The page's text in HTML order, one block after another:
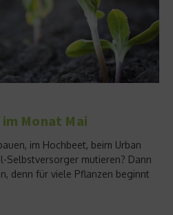
im Monat Mai
im Hochbeet, beim Urban
Selbstversorger mutieren? Dann
denn für viele Pflanzen beginnt